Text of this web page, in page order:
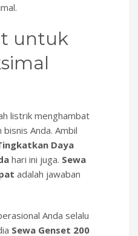
untuk
listrik menghambat
Anda. Ambil
Daya
hari ini juga. Sewa
adalah jawaban
Anda selalu
Sewa Genset 200